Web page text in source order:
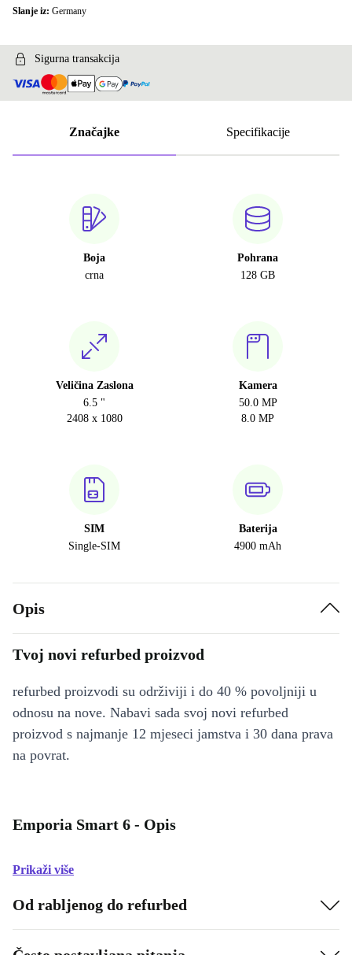
Slanje iz: Germany
Sigurna transakcija
Značajke Specifikacije
Boja
crna
Pohrana
128 GB
Veličina Zaslona
6.5 "
2408 x 1080
Kamera
50.0 MP
8.0 MP
SIM
Single-SIM
Baterija
4900 mAh
Opis
Tvoj novi refurbed proizvod
refurbed proizvodi su održiviji i do 40 % povoljniji u
odnosu na nove. Nabavi sada svoj novi refurbed
proizvod s najmanje 12 mjeseci jamstva i 30 dana prava
na povrat.
Emporia Smart 6 - Opis
Prikaži više
Od rabljenog do refurbed